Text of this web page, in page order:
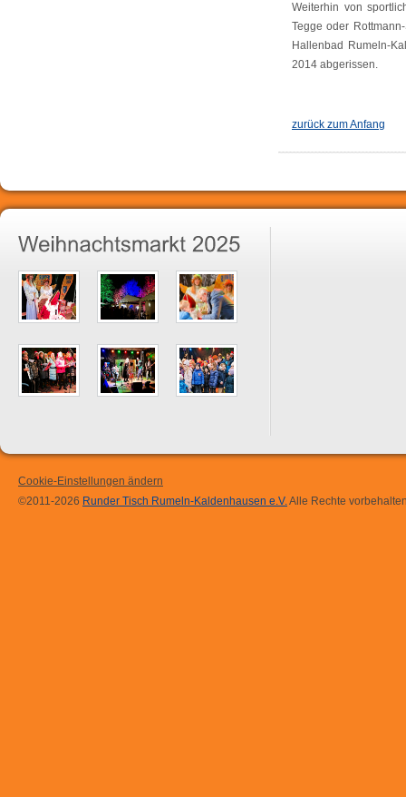
Weiterhin von
Tegge oder
Hallenbad Rumeln-
2014 abgerissen.
zurück zum Anfang
Cookie-Einstellungen ändern
©2011-2026 Runder Tisch Rumeln-Kaldenhausen e.V.Alle Rechte